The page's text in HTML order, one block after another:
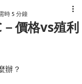
價格vs殖利
時 5 分鐘
辦？